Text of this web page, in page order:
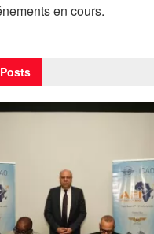
en cours.
Posts